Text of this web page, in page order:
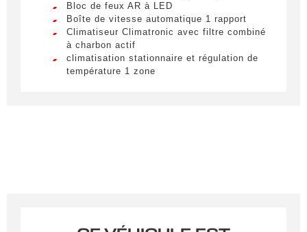
Obtenir des informations
Remplissez le formulaire ci-dessous pour être
recontacté afin d’obtenir des informations sur un
véhicule.
ultricies. Mauris et malesuada augue.
Bloc de feux AR à LED
Boîte de vitesse automatique 1 rapport
Climatiseur Climatronic avec filtre combiné
à charbon actif
climatisation stationnaire et régulation de
température 1 zone
Feux AR à LED